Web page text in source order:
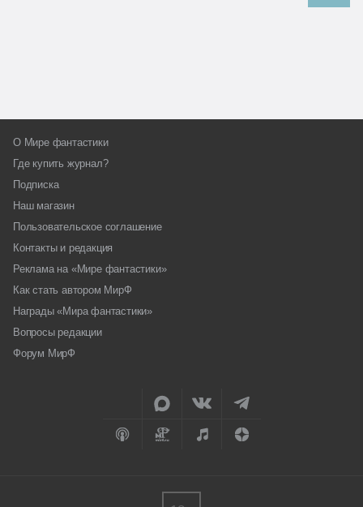
О Мире фантастики
Где купить журнал?
Подписка
Наш магазин
Пользовательское соглашение
Контакты и редакция
Реклама на «Мире фантастики»
Как стать автором МирФ
Награды «Мира фантастики»
Вопросы редакции
Форум МирФ